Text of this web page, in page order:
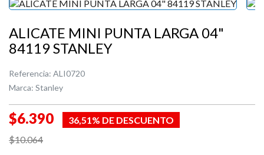
ALICATE MINI PUNTA LARGA 04"
84119 STANLEY
Referencia: ALI0720
Marca: Stanley
$6.390
36,51% DE DESCUENTO
$10.064